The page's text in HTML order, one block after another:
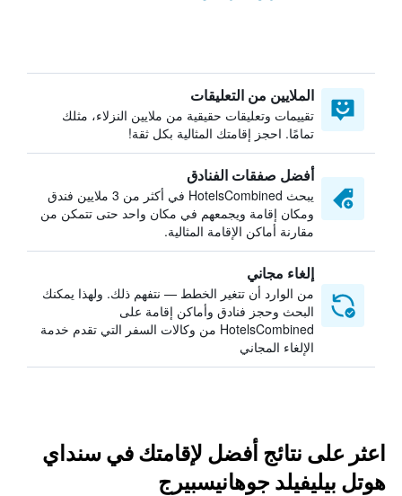
الملايين من التعليقات
تقييمات وتعليقات حقيقية من ملايين النزلاء، مثلك
تمامًا. احجز إقامتك المثالية بكل ثقة!
أفضل صفقات الفنادق
يبحث HotelsCombined في أكثر من 3 ملايين فندق
ومكان إقامة ويجمعهم في مكان واحد حتى تتمكن من
مقارنة أماكن الإقامة المثالية.
إلغاء مجاني
من الوارد أن تتغير الخطط — نتفهم ذلك. ولهذا يمكنك
البحث وحجز فنادق وأماكن إقامة على
HotelsCombined من وكالات السفر التي تقدم خدمة
الإلغاء المجاني
اعثر على نتائج أفضل لإقامتك في سنداي
هوتل بيليفيلد جوهانيسبيرج